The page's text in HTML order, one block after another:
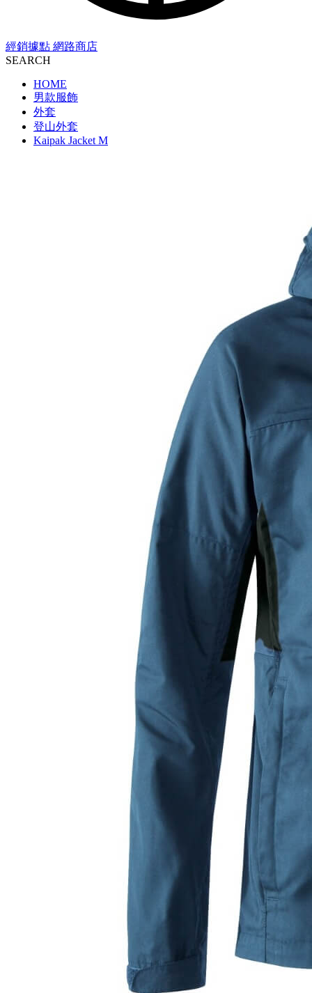
經銷據點 網路商店
SEARCH
HOME
男款服飾
外套
登山外套
Kaipak Jacket M